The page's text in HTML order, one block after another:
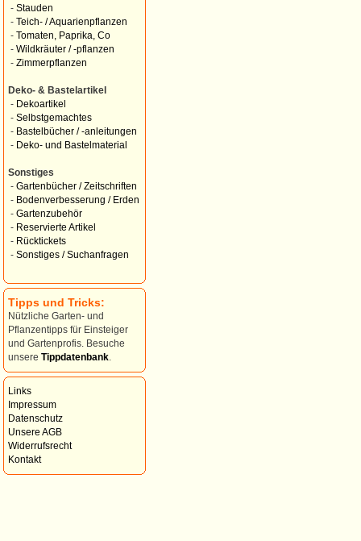
- Stauden
- Teich- / Aquarienpflanzen
- Tomaten, Paprika, Co
- Wildkräuter / -pflanzen
- Zimmerpflanzen
Deko- & Bastelartikel
- Dekoartikel
- Selbstgemachtes
- Bastelbücher / -anleitungen
- Deko- und Bastelmaterial
Sonstiges
- Gartenbücher / Zeitschriften
- Bodenverbesserung / Erden
- Gartenzubehör
- Reservierte Artikel
- Rücktickets
- Sonstiges / Suchanfragen
Tipps und Tricks:
Nützliche Garten- und
Pflanzentipps für Einsteiger
und Gartenprofis. Besuche
unsere Tippdatenbank
Links
Impressum
Datenschutz
Unsere AGB
Widerrufsrecht
Kontakt